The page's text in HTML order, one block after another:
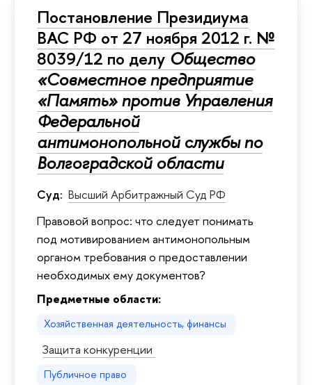
Постановление Президиума
ВАС РФ от 27 ноября 2012 г. №
8039/12 по делу Общество
«Совместное предприятие
«Память» против Управления
Федеральной
антимонопольной службы по
Волгоградской области
Суд: Высший Арбитражный Суд РФ
Правовой вопрос: что следует понимать
под мотивированием антимонопольным
органом требования о предоставлении
необходимых ему документов?
Предметные области:
Хозяйственная деятельность, финансы
Защита конкуренции
Публичное право